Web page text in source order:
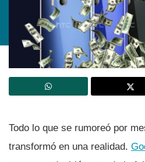
Todo lo que se rumoreó por
transformó en una realidad.